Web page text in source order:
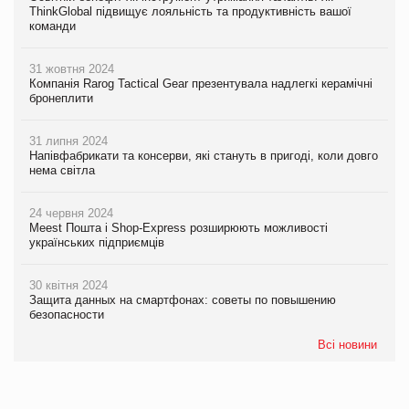
ThinkGlobal підвищує лояльність та продуктивність вашої
команди
31 жовтня 2024
Компанія Rarog Tactical Gear презентувала надлегкі керамічні
бронеплити
31 липня 2024
Напівфабрикати та консерви, які стануть в пригоді, коли довго
нема світла
24 червня 2024
Meest Пошта і Shop-Express розширюють можливості
українських підприємців
30 квітня 2024
Защита данных на смартфонах: советы по повышению
безопасности
Всі новини